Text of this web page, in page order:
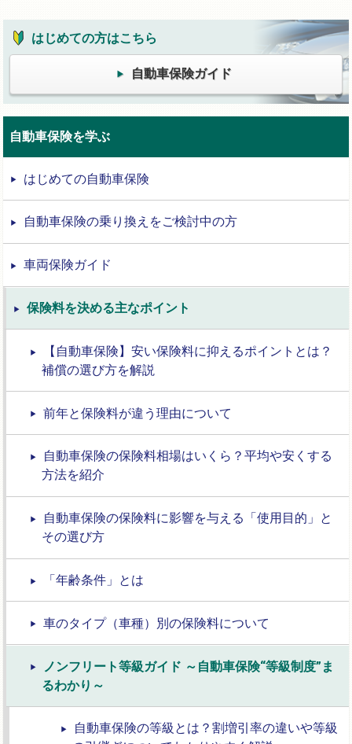
はじめての方はこちら
自動車保険ガイド
自動車保険を学ぶ
はじめての自動車保険
自動車保険の乗り換えをご検討中の方
車両保険ガイド
保険料を決める主なポイント
【自動車保険】安い保険料に抑えるポイントとは？
補償の選び方を解説
前年と保険料が違う理由について
自動車保険の保険料相場はいくら？平均や安くする
方法を紹介
自動車保険の保険料に影響を与える「使用目的」と
その選び方
「年齢条件」とは
車のタイプ（車種）別の保険料について
ノンフリート等級ガイド ～自動車保険“等級制度”ま
るわかり～
自動車保険の等級とは？割増引率の違いや等級